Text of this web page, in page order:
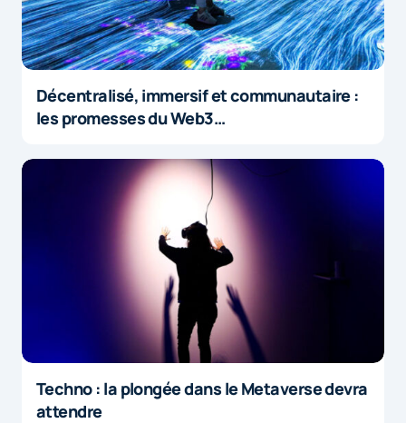
Décentralisé, immersif et communautaire :
les promesses du Web3…
Techno : la plongée dans le Metaverse devra
attendre